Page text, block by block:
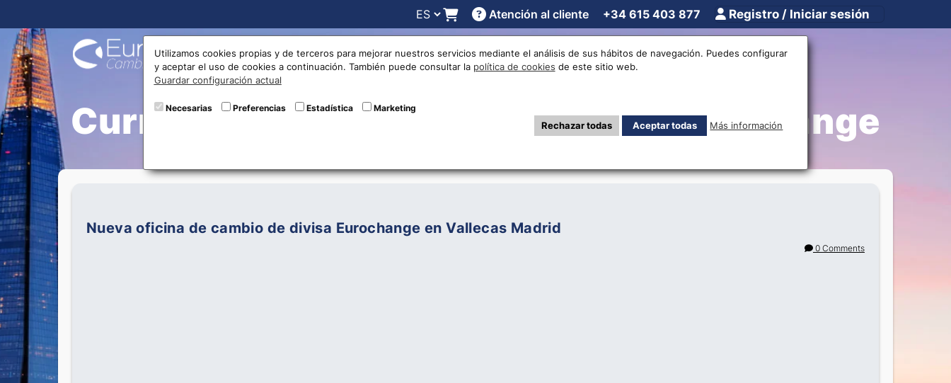
Atención al cliente +34 615 403 877 Registro / Iniciar sesión
Compra online Cotizaciones Localizaciones Trabaja con nosotros Otros
Currently Viewing Posts in Club eurochange
Nueva oficina de cambio de divisa Eurochange en Vallecas Madrid
0 Comments
Utilizamos cookies propias y de terceros para mejorar nuestros servicios mediante el análisis de sus hábitos de navegación. Puedes configurar
y aceptar el uso de cookies a continuación. También puede consultar la política de cookies de este sitio web.
Guardar configuración actual
Necesarias Preferencias Estadística Marketing
Rechazar todas Aceptar todas Más información